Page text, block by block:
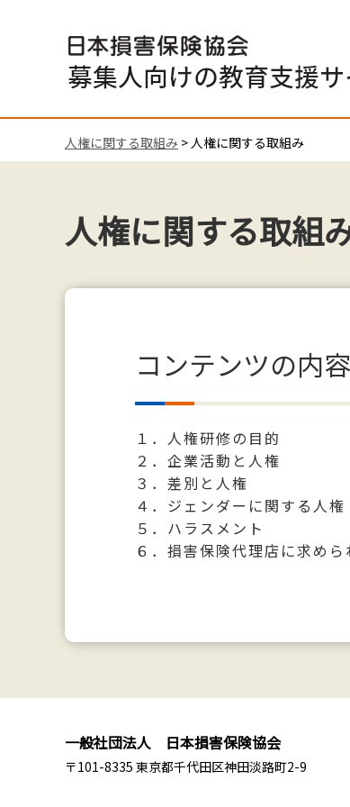
日本損害保険協会募集人向けの教育支援サイト
人権に関する取組み > 人権に関する取組み
人権に関する取組
コンテンツの内容
１．人権研修の目的
２．企業活動と人権
３．差別と人権
４．ジェンダーに関する人権
５．ハラスメント
６．損害保険代理店に求めら
一般社団法人 日本損害保険協会
〒101-8335 東京都千代田区神田淡路町2-9